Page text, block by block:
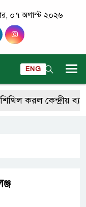
০৭ অগাস্ট ২০২৬
ENG
করল কেন্দ্রীয় ব্যাংক